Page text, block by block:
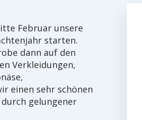
Februar unsere
starten.
dann auf den
Verkleidungen,
einen sehr schönen
gelungener